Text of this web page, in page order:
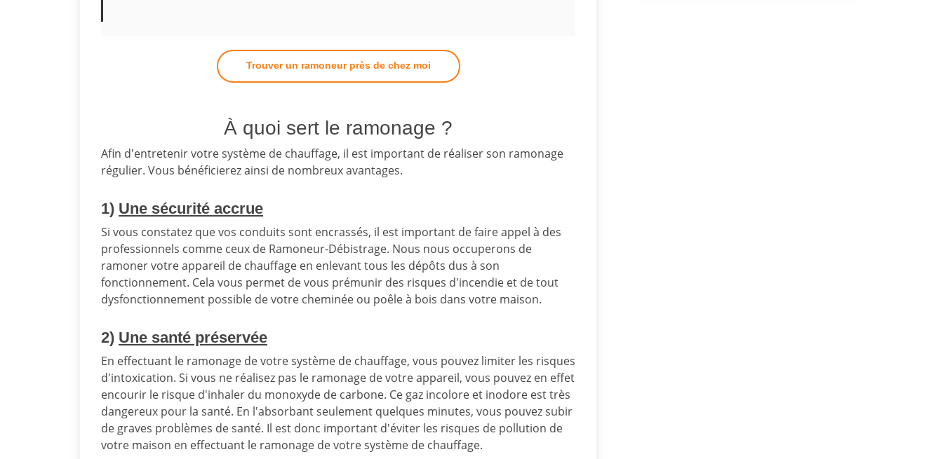
Trouver un ramoneur près de chez moi
À quoi sert le ramonage ?
Afin d'entretenir votre système de chauffage, il est important de réaliser son ramonage
régulier. Vous bénéficierez ainsi de nombreux avantages.
1) Une sécurité accrue
Si vous constatez que vos conduits sont encrassés, il est important de faire appel à des
professionnels comme ceux de Ramoneur-Débistrage. Nous nous occuperons de
ramoner votre appareil de chauffage en enlevant tous les dépôts dus à son
fonctionnement. Cela vous permet de vous prémunir des risques d'incendie et de tout
dysfonctionnement possible de votre cheminée ou poêle à bois dans votre maison.
2) Une santé préservée
En effectuant le ramonage de votre système de chauffage, vous pouvez limiter les risques
d'intoxication. Si vous ne réalisez pas le ramonage de votre appareil, vous pouvez en effet
encourir le risque d'inhaler du monoxyde de carbone. Ce gaz incolore et inodore est très
dangereux pour la santé. En l'absorbant seulement quelques minutes, vous pouvez subir
de graves problèmes de santé. Il est donc important d'éviter les risques de pollution de
votre maison en effectuant le ramonage de votre système de chauffage.